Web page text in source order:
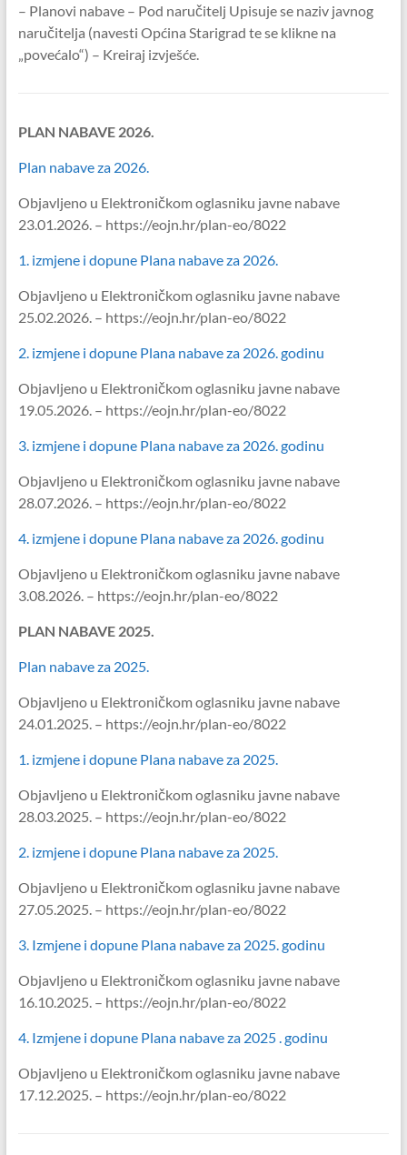
– Planovi nabave – Pod naručitelj Upisuje se naziv javnog
naručitelja (navesti Općina Starigrad te se klikne na
„povećalo“) – Kreiraj izvješće.
PLAN NABAVE 2026.
Plan nabave za 2026.
Objavljeno u Elektroničkom oglasniku javne nabave
23.01.2026. – https://eojn.hr/plan-eo/8022
1. izmjene i dopune Plana nabave za 2026.
Objavljeno u Elektroničkom oglasniku javne nabave
25.02.2026. – https://eojn.hr/plan-eo/8022
2. izmjene i dopune Plana nabave za 2026. godinu
Objavljeno u Elektroničkom oglasniku javne nabave
19.05.2026. – https://eojn.hr/plan-eo/8022
3. izmjene i dopune Plana nabave za 2026. godinu
Objavljeno u Elektroničkom oglasniku javne nabave
28.07.2026. – https://eojn.hr/plan-eo/8022
4. izmjene i dopune Plana nabave za 2026. godinu
Objavljeno u Elektroničkom oglasniku javne nabave
3.08.2026. – https://eojn.hr/plan-eo/8022
PLAN NABAVE 2025.
Plan nabave za 2025.
Objavljeno u Elektroničkom oglasniku javne nabave
24.01.2025. – https://eojn.hr/plan-eo/8022
1. izmjene i dopune Plana nabave za 2025.
Objavljeno u Elektroničkom oglasniku javne nabave
28.03.2025. – https://eojn.hr/plan-eo/8022
2. izmjene i dopune Plana nabave za 2025.
Objavljeno u Elektroničkom oglasniku javne nabave
27.05.2025. – https://eojn.hr/plan-eo/8022
3. Izmjene i dopune Plana nabave za 2025. godinu
Objavljeno u Elektroničkom oglasniku javne nabave
16.10.2025. – https://eojn.hr/plan-eo/8022
4. Izmjene i dopune Plana nabave za 2025 . godinu
Objavljeno u Elektroničkom oglasniku javne nabave
17.12.2025. – https://eojn.hr/plan-eo/8022